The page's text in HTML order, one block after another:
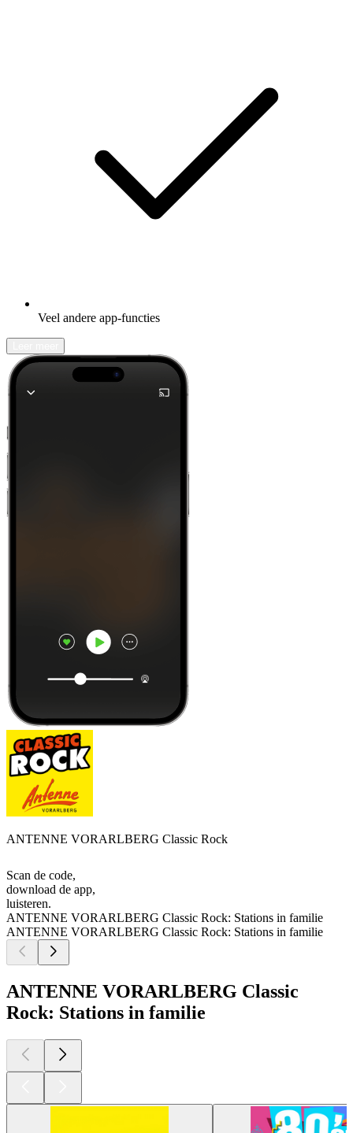
Veel andere app-functies
ANTENNE VORARLBERG Classic Rock
Scan de code,
download de app,
luisteren.
ANTENNE VORARLBERG Classic Rock: Stations in familie
ANTENNE VORARLBERG Classic Rock: Stations in familie
ANTENNE VORARLBERG Classic
Rock: Stations in familie